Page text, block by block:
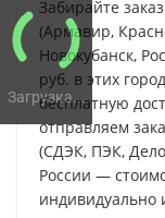
Загрузка...
Забирайте
(Армавир,
Новокубанск,
руб. в этих
бесплатную
отправляем
(СДЭК, ПЭК,
России —
индивидуально